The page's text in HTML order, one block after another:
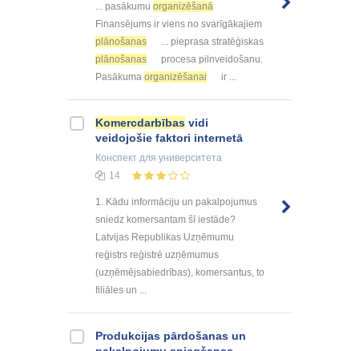
... pasākumu organizēšanā
Finansējums ir viens no svarīgākajiem
plānošanas
... pieprasa stratēģiskas
plānošanas
procesa pilnveidošanu.
Pasākuma organizēšanai ir ...
Komercdarbības vidi
veidojošie faktori internetā
Конспект для университета
14
1. Kādu informāciju un pakalpojumus
sniedz komersantam šī iestāde?
Latvijas Republikas Uzņēmumu
reģistrs reģistrē uzņēmumus
(uzņēmējsabiedrības), komersantus, to
filiāles un ...
Produkcijas pārdošanas un